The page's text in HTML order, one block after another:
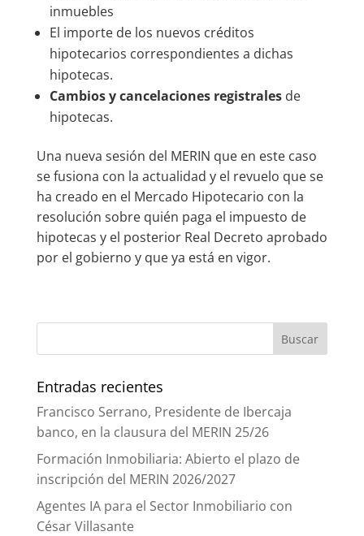
inmuebles
El importe de los nuevos créditos
hipotecarios correspondientes a dichas
hipotecas.
Cambios y cancelaciones registrales de
hipotecas.
Una nueva sesión del MERIN que en este caso
se fusiona con la actualidad y el revuelo que se
ha creado en el Mercado Hipotecario con la
resolución sobre quién paga el impuesto de
hipotecas y el posterior Real Decreto aprobado
por el gobierno y que ya está en vigor.
Entradas recientes
Francisco Serrano, Presidente de Ibercaja
banco, en la clausura del MERIN 25/26
Formación Inmobiliaria: Abierto el plazo de
inscripción del MERIN 2026/2027
Agentes IA para el Sector Inmobiliario con
César Villasante